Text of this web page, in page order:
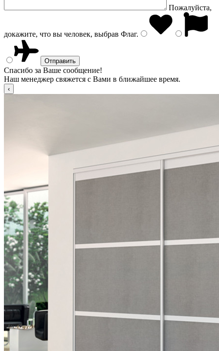
Пожалуйста,
докажите, что вы человек, выбрав Флаг.
Спасибо за Ваше сообщение!
Наш менеджер свяжется с Вами в ближайшее время.